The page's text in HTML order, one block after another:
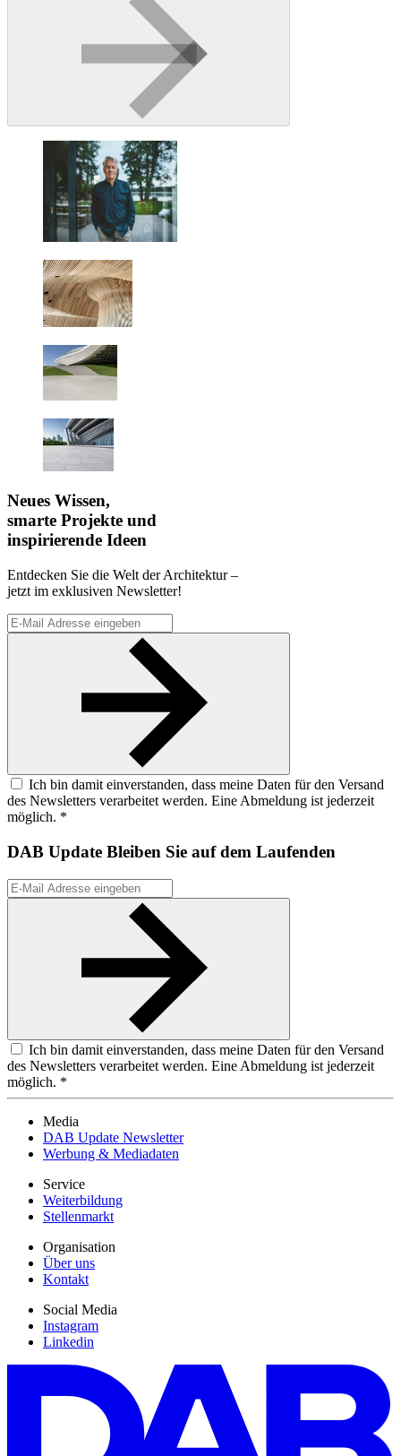
Neues Wissen,
smarte Projekte und
inspirierende Ideen
Entdecken Sie die Welt der Architektur –
jetzt im exklusiven Newsletter!
Ich bin damit einverstanden, dass meine Daten für den Versand
des Newsletters verarbeitet werden. Eine Abmeldung ist jederzeit
möglich. *
DAB Update Bleiben Sie auf dem Laufenden
Ich bin damit einverstanden, dass meine Daten für den Versand
des Newsletters verarbeitet werden. Eine Abmeldung ist jederzeit
möglich. *
Media
DAB Update Newsletter
Werbung & Mediadaten
Service
Weiterbildung
Stellenmarkt
Organisation
Über uns
Kontakt
Social Media
Instagram
Linkedin